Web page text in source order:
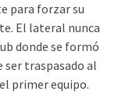
para forzar su
El lateral nunca
donde se formó
ser traspasado al
primer equipo.